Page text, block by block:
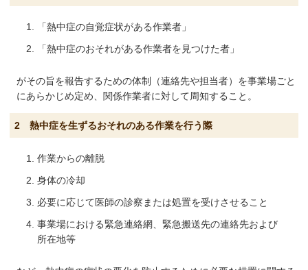
「熱中症の自覚症状がある作業者」
「熱中症のおそれがある作業者を見つけた者」
がその旨を報告するための体制（連絡先や担当者）を事業場ごと
にあらかじめ定め、関係作業者に対して周知すること。
2 熱中症を生ずるおそれのある作業を行う際
作業からの離脱
身体の冷却
必要に応じて医師の診察または処置を受けさせること
事業場における緊急連絡網、緊急搬送先の連絡先および
所在地等